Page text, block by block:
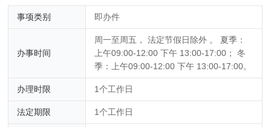
事项类别 即办件
办事时间
周一至周五， 法定节假日除外 。 夏季：
上午09:00-12:00 下午 13:00-17:00； 冬
季：上午09:00-12:00 下午 13:00-17:00。
办理时限 1个工作日
法定期限 1个工作日